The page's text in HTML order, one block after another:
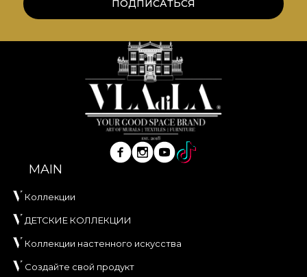
ПОДПИСАТЬСЯ
MAIN
Коллекции
ДЕТСКИЕ КОЛЛЕКЦИИ
Коллекции настенного искусства
Создайте свой продукт